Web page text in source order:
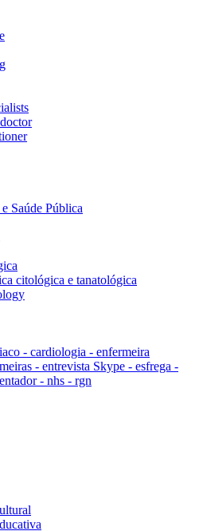
Saúde Pública
citológica e tanatológica
- cardiologia - enfermeira
- entrevista Skype - esfrega -
- nhs - rgn